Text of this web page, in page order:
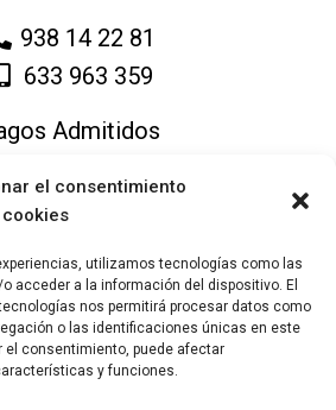
el consentimiento
utilizamos tecnologías como las
acceder a la información del dispositivo. El
nos permitirá procesar datos como
o las identificaciones únicas en este
el consentimiento, puede afectar
y funciones.
938 14 22 81
633 963 359
Admitidos